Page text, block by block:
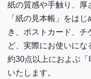
紙の質感や手触り、厚
「紙の見本帳」をは
き、ポストカード、
ど、実際にお使いにな
約30点以上におよぶ
いたします。